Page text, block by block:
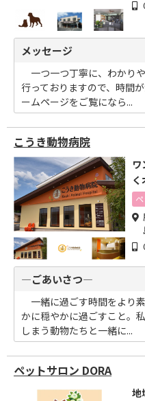
メッセージ
一つ一つ丁寧に、わかり
行っておりますので、時間
ームページをご覧になら...
こうき動物病院
病
―ごあいさつ―
一緒に過ごす時間をより
かに穏やかに過ごすこと。
しまう動物たちと一緒に...
ペットサロン DORA
地